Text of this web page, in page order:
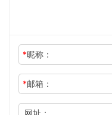
*昵称：
*邮箱：
网址：